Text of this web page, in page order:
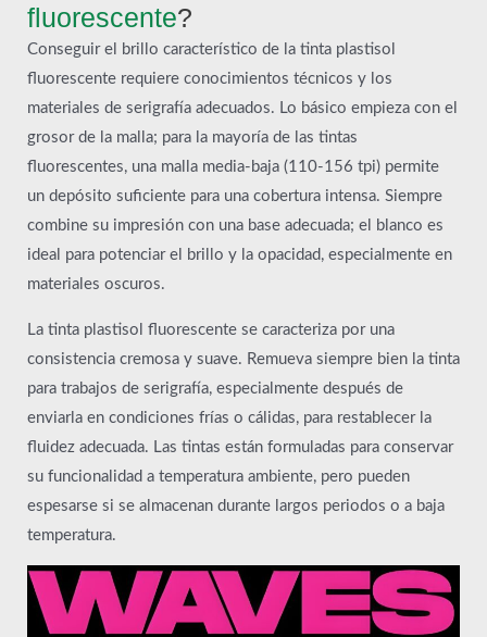
fluorescente?
Conseguir el brillo característico de la tinta plastisol
fluorescente requiere conocimientos técnicos y los
materiales de serigrafía adecuados. Lo básico empieza con el
grosor de la malla; para la mayoría de las tintas
fluorescentes, una malla media-baja (110-156 tpi) permite
un depósito suficiente para una cobertura intensa. Siempre
combine su impresión con una base adecuada; el blanco es
ideal para potenciar el brillo y la opacidad, especialmente en
materiales oscuros.
La tinta plastisol fluorescente se caracteriza por una
consistencia cremosa y suave. Remueva siempre bien la tinta
para trabajos de serigrafía, especialmente después de
enviarla en condiciones frías o cálidas, para restablecer la
fluidez adecuada. Las tintas están formuladas para conservar
su funcionalidad a temperatura ambiente, pero pueden
espesarse si se almacenan durante largos periodos o a baja
temperatura.